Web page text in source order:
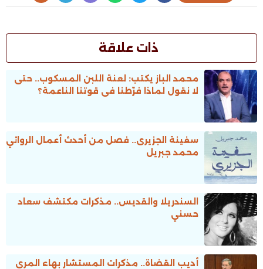
ذات علاقة
محمد الباز يكتب: لعنة اللبن المسكوب.. حتى
لا نقول لماذا فرّطنا فى قوتنا الناعمة؟
سفينة الجزيرى.. فصل من أحدث أعمال الروائي
محمد جبريل
السندريلا والقديس.. مذكرات مكتشف سعاد
حسني
أديب القضاة.. مذكرات المستشار بهاء المرى